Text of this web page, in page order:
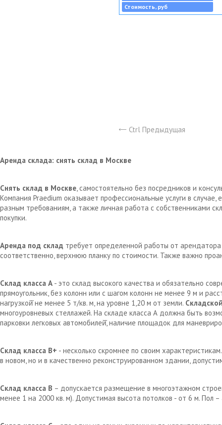
Стоимость, руб
Ctrl Предыдущая
Аренда склада: снять склад в Москве
Снять склад в Москве, самостоятельно без посредников и
Компания Praedium оказывает профессиональные услуги в
разным требованиям, а также личная работа с собственниками
покупки.
Аренда под склад требует определенной работы от
соответственно, верхнюю планку по стоимости. Также важно
Склад класса А - это склад высокого качества и обязательно
прямоугольник, без колонн или с шагом колонн не менее 9 м и
нагрузкой̆ не менее 5 т/кв. м, на уровне 1,20 м от земли.
многоуровневых стеллажей. На складе класса А должна быть
парковки легковых автомобилей̆, наличие площадок для
Склад класса В+ - несколько скромнее по своим
в новом, но и в качественно реконструированном здании,
Склад класса В – допускается размещение в многоэтажном
менее 1 на 2000 кв. м). Допустимая высота потолков - от 6 м. Пол